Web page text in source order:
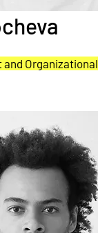
Organizational